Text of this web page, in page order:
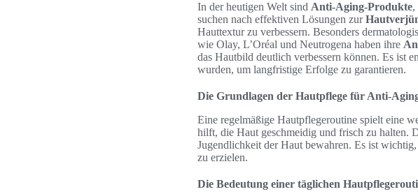
In der heutigen Welt sind Anti-Aging-Produkte,
suchen nach effektiven Lösungen zur
Hauttextur zu verbessern. Besonders
wie Olay, L’Oréal und Neutrogena haben ihre
das Hautbild deutlich verbessern können. Es ist
wurden, um langfristige Erfolge zu garantieren.
Die Grundlagen der Hautpflege für Anti-
Eine regelmäßige Hautpflegeroutine spielt eine
hilft, die Haut geschmeidig und frisch zu halten.
Jugendlichkeit der Haut bewahren. Es ist
zu erzielen.
Die Bedeutung einer täglichen